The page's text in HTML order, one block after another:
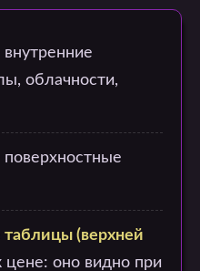
облачности,
(верхней
цене: оно видно при